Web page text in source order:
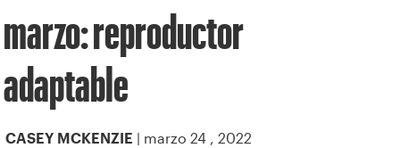
marzo: reproductor
adaptable
CASEY MCKENZIE | marzo 24 , 2022